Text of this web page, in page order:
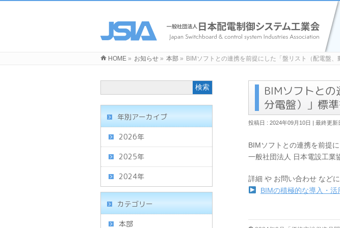
HOME » お知らせ » 本部 » BIMソフトとの連携を前提にした「盤リスト（配電盤
BIMソフトとの
分電盤）」標
投稿日 : 2024年09月10日 最終更新
BIMソフトとの連携を前提
一般社団法人 日本電設工業
詳細 や お問い合わせ など
BIMの積極的な導入・活
年別アーカイブ
2026年
2025年
2024年
カテゴリー
本部